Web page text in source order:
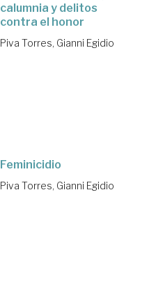
calumnia y delitos
contra el honor
Piva Torres, Gianni Egidio
Feminicidio
Piva Torres, Gianni Egidio